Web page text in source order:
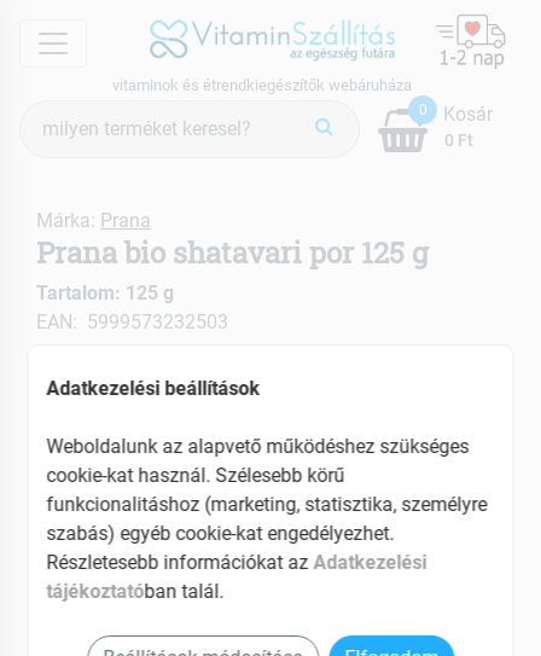
menu
vitaminok és étrendkiegészítők webáruháza
keresés
0
0 Ft
Kosár
ÚJ
Márka: Prana
Prana bio shatavari por 125 g
Tartalom: 125 g
EAN: 5999573232503
Adatkezelési beállítások
Weboldalunk az alapvető működéshez szükséges
cookie-kat használ. Szélesebb körű
funkcionalitáshoz (marketing, statisztika, személyre
szabás) egyéb cookie-kat engedélyezhet.
Részletesebb információkat azAdatkezelési
tájékoztatóban talál.